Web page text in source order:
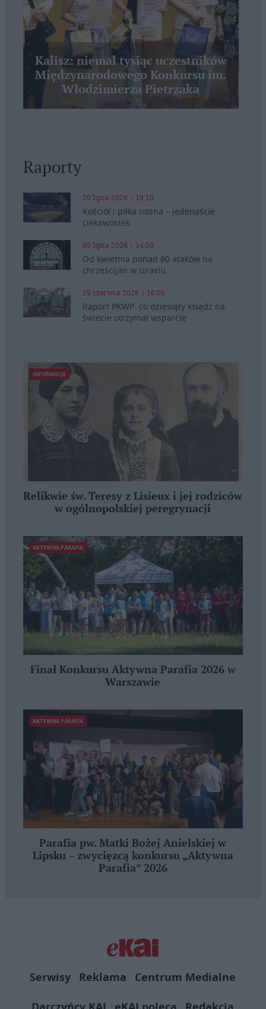
Kalisz: niemal tysiąc uczestników
Międzynarodowego Konkursu im.
Włodzimierza Pietrzaka
Raporty
20 lipca 2026 | 19:10
Kościół i piłka nożna – jedenaście
ciekawostek
09 lipca 2026 | 14:00
Od kwietnia ponad 80 ataków na
chrześcijan w Izraelu
29 czerwca 2026 | 16:01
Raport PKWP: co dziesiąty ksiądz na
świecie otrzymał wsparcie
INFORMACJE
Relikwie św. Teresy z Lisieux i jej rodziców
w ogólnopolskiej peregrynacji
AKTYWNA PARAFIA
Finał Konkursu Aktywna Parafia 2026 w
Warszawie
AKTYWNA PARAFIA
Parafia pw. Matki Bożej Anielskiej w
Lipsku – zwycięzcą konkursu „Aktywna
Parafia” 2026
Serwisy Reklama
Centrum Medialne